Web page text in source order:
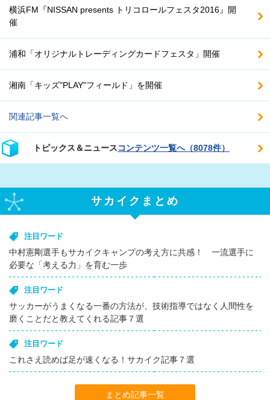
横浜FM『NISSAN presents トリコロールフェスタ2016』開
催
浦和「オリジナルトレーディングカードフェスタ」開催
湘南「キッズ"PLAY"フィールド」を開催
関連記事一覧へ
トピックス＆ニュースコンテンツ一覧へ（8078件）
サカイクまとめ
注目ワード
中村憲剛選手もサカイクキャンプの考え方に共感！ 一流選手に
必要な「考える力」を育む一歩
注目ワード
サッカーがうまくなる一番の方法が、技術指導ではなく人間性を
磨くことだと教えてくれる記事７選
注目ワード
これさえ読めば足が速くなる！サカイク記事７選
まとめ記事一覧